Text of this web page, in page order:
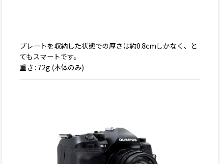
プレートを収納した状態での厚さは約0.8cmしかなく、と
てもスマートです。
重さ : 72g (本体のみ)